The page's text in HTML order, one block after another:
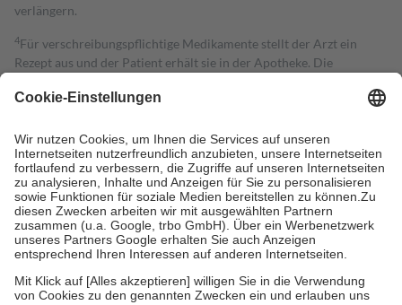
verlängern.
4Für verschreibungspflichtige Medikamente stellt der Arzt ein
Rezept aus und der Patient erhält sie in der Apotheke. Die
Kosten dafür, der Versicherte trägt einen Teil davon als Zuzahlung
Grundsätzlich leisten Mitglieder Zuzahlungen in Höhe von zehn
Prozent des Abgabepreises,mindestensjedochfünf Euround
höchstens zehn Euro.Es sind jedoch nie mehr als die tatsächlichen
Kosten der Leistung zu entrichten.
Diese Regeln gelten grundsätzlich auch für Online-Apotheken.
Bei Heilmitteln und häuslicher Krankenpflege beträgt die
Zuzahlung zehn Prozent der Kosten sowie zehn Euro je
Um das Engagement der Versicherten für ihre eigene Gesundheit zu